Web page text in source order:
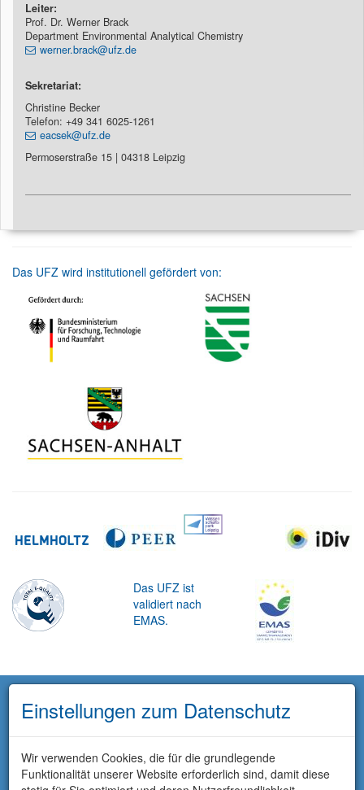
Leiter:
Prof. Dr. Werner Brack
Department Environmental Analytical Chemistry
werner.brack@ufz.de
Sekretariat:
Christine Becker
Telefon: +49 341 6025-1261
eacsek@ufz.de
Permoserstraße 15 | 04318 Leipzig
Das UFZ wird institutionell gefördert von:
Das UFZ ist
validiert nach
EMAS.
Einstellungen zum Datenschutz
Wir verwenden Cookies, die für die grundlegende
Funktionalität unserer Website erforderlich sind, damit diese